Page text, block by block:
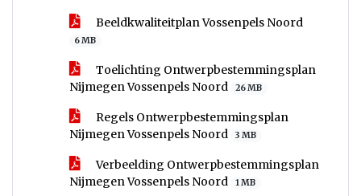
Beeldkwaliteitplan Vossenpels Noord
6 MB
Toelichting Ontwerpbestemmingsplan
Nijmegen Vossenpels Noord
26 MB
Regels Ontwerpbestemmingsplan
Nijmegen Vossenpels Noord
3 MB
Verbeelding Ontwerpbestemmingsplan
Nijmegen Vossenpels Noord
1 MB